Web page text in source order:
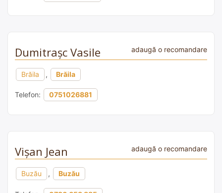
Dumitraşc Vasile adaugă o recomandare
Brăila , Brăila
Telefon: 0751026881
Vișan Jean adaugă o recomandare
Buzău , Buzău